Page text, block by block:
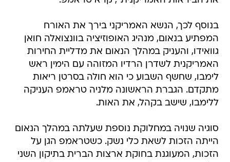
בנוסף לכך, הנשא האמריקני בירך את האורח
המפתיע בנאום, מנהיג האופוזיציה בוונצואלה חואן
גוואידו, והעניק במהלך הנאום את מדליית החירות
האמריקנית לשדרן הרדיו המזוהה עם הימין ראש
לימבו, שחשף השבוע כי הוא חולה בסרטן ריאות
מתקדם. הגברת הראשונה מלניה טראמפ העניקה
ללימבו, שישב בקהל, את האות.
סוגיה שנויה במחלוקת נוספת שעלתה במהלך הנאום
הייתה הזכות לשאת כלי נשק. כשטראמפ הגן על
הזכות, המעוגנת בחוקת ארצות הברית בתיקון השני